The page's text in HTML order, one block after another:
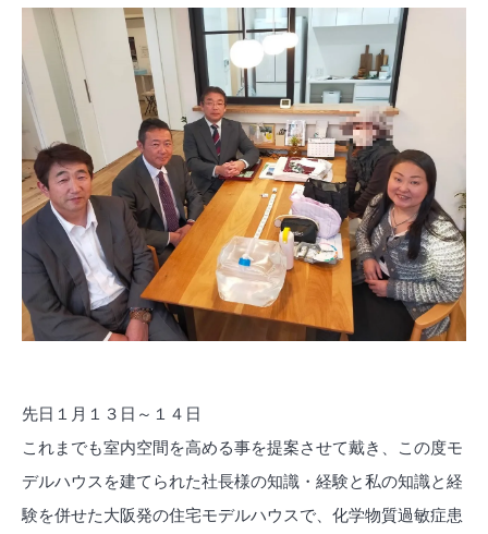
先日１月１３日～１４日
これまでも室内空間を高める事を提案させて戴き、この度モ
デルハウスを建てられた社長様の知識・経験と私の知識と経
験を併せた大阪発の住宅モデルハウスで、化学物質過敏症患